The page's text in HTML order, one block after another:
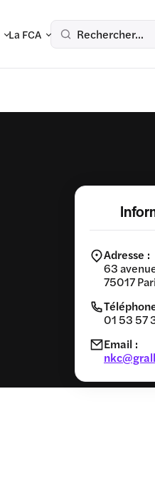
La FCA Rechercher...
Adresse :
63
75017
01 53 57
Email :